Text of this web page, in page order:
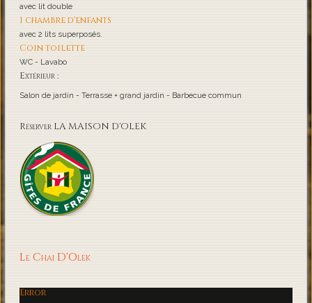
avec lit double
1 chambre d'enfants
avec 2 lits superposés.
Coin toilette
WC - Lavabo
Extérieur :
Salon de jardin - Terrasse + grand jardin - Barbecue commun
Réserver LA MAISON D'OLEK
Le Chai D'Olek
Error